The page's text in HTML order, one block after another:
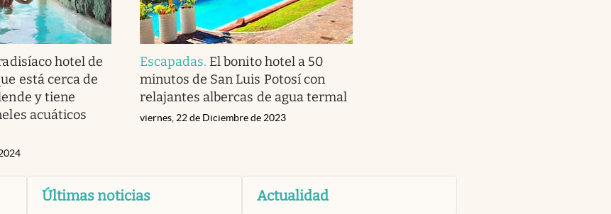
hotel de
está cerca de
y tiene
acuáticos
Escapadas. El bonito hotel a 50
minutos de San Luis Potosí con
relajantes albercas de agua termal
viernes, 22 de Diciembre de 2023
Últimas noticias Actualidad